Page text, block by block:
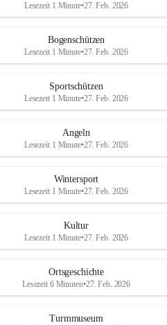
Lesezeit 1 Minute•27. Feb. 2026
Bogenschützen
Lesezeit 1 Minute•27. Feb. 2026
Sportschützen
Lesezeit 1 Minute•27. Feb. 2026
Angeln
Lesezeit 1 Minute•27. Feb. 2026
Wintersport
Lesezeit 1 Minute•27. Feb. 2026
Kultur
Lesezeit 1 Minute•27. Feb. 2026
Ortsgeschichte
Lesezeit 6 Minuten•27. Feb. 2026
Turmmuseum